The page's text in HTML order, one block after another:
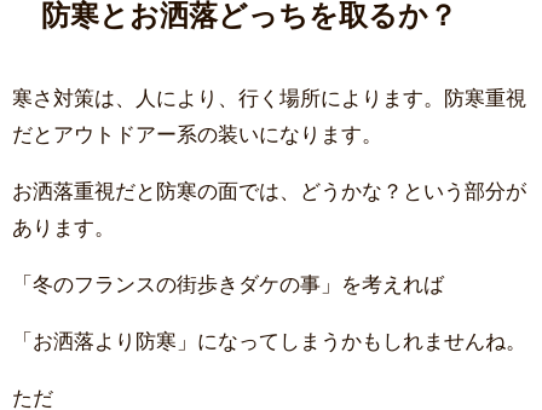
防寒とお洒落どっちを取るか？
寒さ対策は、人により、行く場所によります。防寒重視
だとアウトドアー系の装いになります。
お洒落重視だと防寒の面では、どうかな？という部分が
あります。
「冬のフランスの街歩きダケの事」を考えれば
「お洒落より防寒」になってしまうかもしれませんね。
ただ